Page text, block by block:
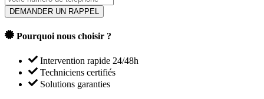
DEMANDER UN RAPPEL
Pourquoi nous choisir ?
Intervention rapide 24/48h
Techniciens certifiés
Solutions garanties